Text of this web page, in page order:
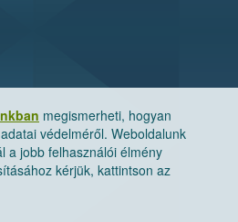
megismerheti, hogyan
védelméről. Weboldalunk
a jobb felhasználói élmény
kérjük, kattintson az